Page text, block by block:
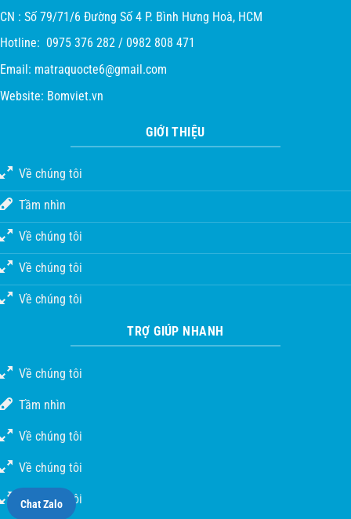
CN : Số 79/71/6 Đường Số 4 P. Bình Hưng Hoà, HCM
Hotline: 0975 376 282 / 0982 808 471
Email: matraquocte6@gmail.com
Website: Bomviet.vn
GIỚI THIỆU
Về chúng tôi
Tầm nhìn
Về chúng tôi
Về chúng tôi
Về chúng tôi
TRỢ GIÚP NHANH
Về chúng tôi
Tầm nhìn
Về chúng tôi
Về chúng tôi
Về chúng tôi
Chat Zalo